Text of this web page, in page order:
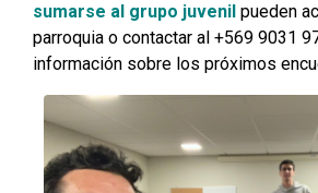
sumarse al grupo juvenil pueden
parroquia o contactar al +569 9031
información sobre los próximos